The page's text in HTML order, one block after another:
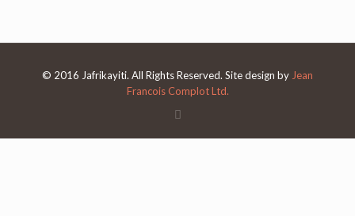
© 2016 Jafrikayiti. All Rights Reserved. Site design by Jean
Francois Complot Ltd.